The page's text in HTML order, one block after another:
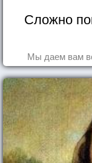
Сложно
Мы даем вам